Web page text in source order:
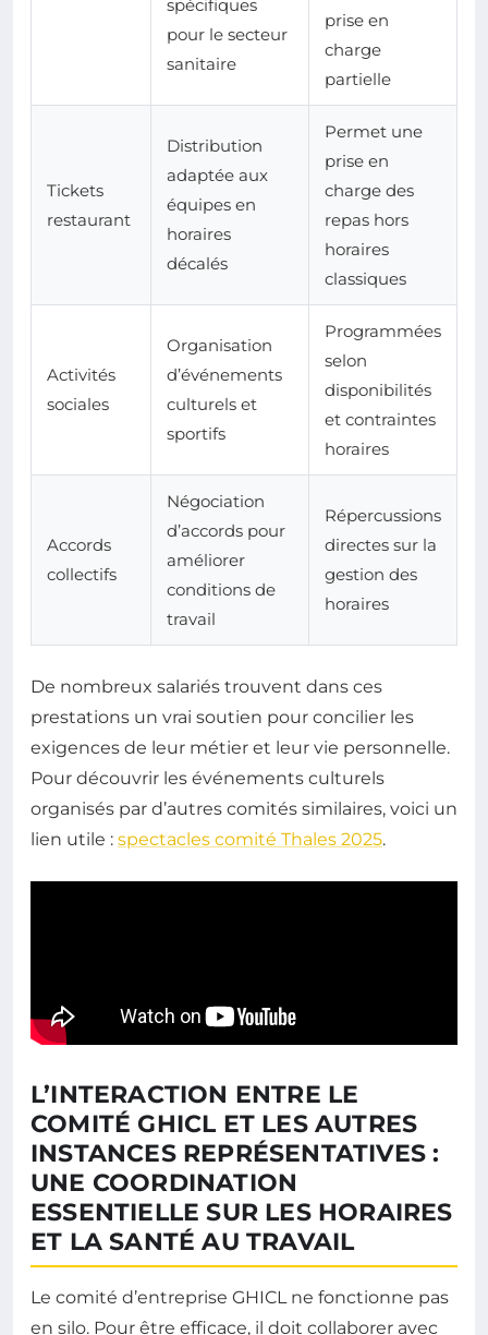
spécifiques
pour le secteur
sanitaire
prise en
charge
partielle
Tickets
restaurant
Distribution
adaptée aux
équipes en
horaires
décalés
Permet une
prise en
charge des
repas hors
horaires
classiques
Activités
sociales
Organisation
d’événements
culturels et
sportifs
Programmées
selon
disponibilités
et contraintes
horaires
Accords
collectifs
Négociation
d’accords pour
améliorer
conditions de
travail
Répercussions
directes sur la
gestion des
horaires
De nombreux salariés trouvent dans ces
prestations un vrai soutien pour concilier les
exigences de leur métier et leur vie personnelle.
Pour découvrir les événements culturels
organisés par d’autres comités similaires, voici un
lien utile : spectacles comité Thales 2025.
L’INTERACTION ENTRE LE
COMITÉ GHICL ET LES AUTRES
INSTANCES REPRÉSENTATIVES :
UNE COORDINATION
ESSENTIELLE SUR LES HORAIRES
ET LA SANTÉ AU TRAVAIL
Le comité d’entreprise GHICL ne fonctionne pas
en silo. Pour être efficace, il doit collaborer avec